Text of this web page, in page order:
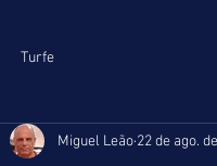
Turfe
Miguel Leão 22 de ago.